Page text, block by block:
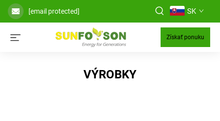
[email protected] SK
Získať ponuku
VÝROBKY